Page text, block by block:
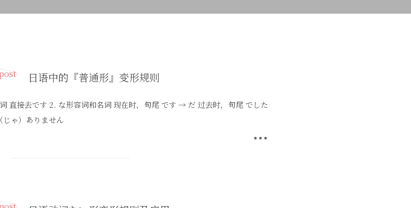
日语中的『普通形』变形规则
直接去です 2. な形容词和名词 现在时，句尾 です → だ 过去时，句尾 でした
ゃ）ありません